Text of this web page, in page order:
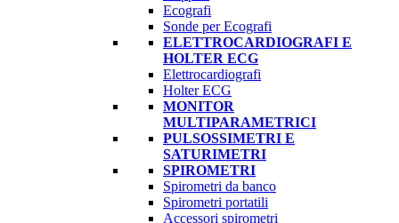
Ecografi
Sonde per Ecografi
ELETTROCARDIOGRAFI E
HOLTER ECG
Elettrocardiografi
Holter ECG
MONITOR
MULTIPARAMETRICI
PULSOSSIMETRI E
SATURIMETRI
SPIROMETRI
Spirometri da banco
Spirometri portatili
Accessori spirometri